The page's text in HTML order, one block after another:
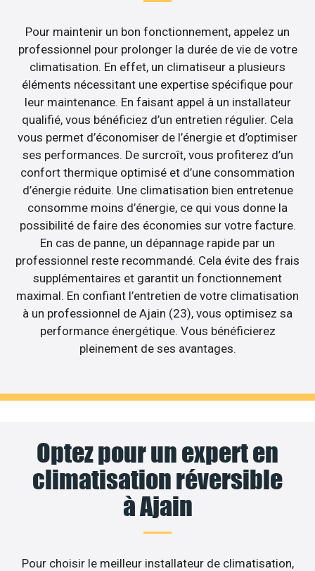
Pour maintenir un bon fonctionnement, appelez un
professionnel pour prolonger la durée de vie de votre
climatisation. En effet, un climatiseur a plusieurs
éléments nécessitant une expertise spécifique pour
leur maintenance. En faisant appel à un installateur
qualifié, vous bénéficiez d’un entretien régulier. Cela
vous permet d’économiser de l’énergie et d’optimiser
ses performances. De surcroît, vous profiterez d’un
confort thermique optimisé et d’une consommation
d’énergie réduite. Une climatisation bien entretenue
consomme moins d’énergie, ce qui vous donne la
possibilité de faire des économies sur votre facture.
En cas de panne, un dépannage rapide par un
professionnel reste recommandé. Cela évite des frais
supplémentaires et garantit un fonctionnement
maximal. En confiant l’entretien de votre climatisation
à un professionnel de Ajain (23), vous optimisez sa
performance énergétique. Vous bénéficierez
pleinement de ses avantages.
Optez pour un expert en
climatisation réversible
à Ajain
Pour choisir le meilleur installateur de climatisation,